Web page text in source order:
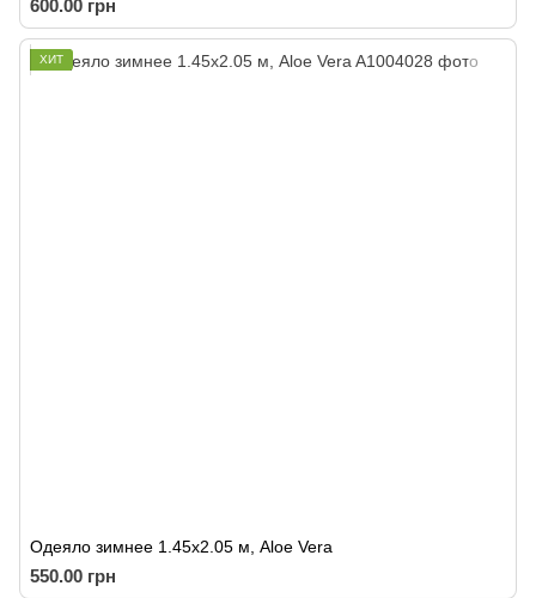
600.00 грн
ХИТ
Одеяло зимнее 1.45x2.05 м, Aloe Vera
550.00 грн